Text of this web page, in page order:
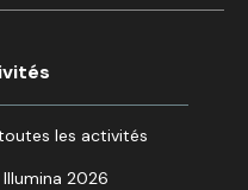
les activités
Illumina 2026